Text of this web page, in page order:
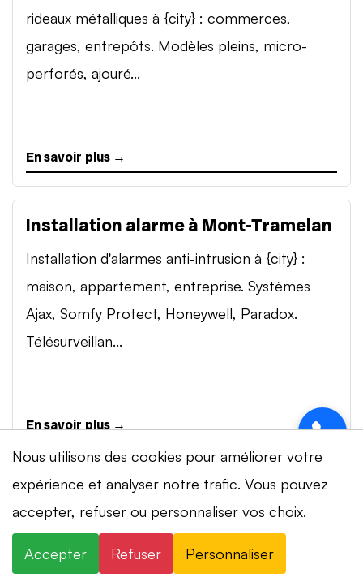
rideaux métalliques à {city} : commerces,
garages, entrepôts. Modèles pleins, micro-
perforés, ajouré...
En savoir plus →
Installation alarme à Mont-Tramelan
Installation d'alarmes anti-intrusion à {city} :
maison, appartement, entreprise. Systèmes
Ajax, Somfy Protect, Honeywell, Paradox.
Télésurveillan...
En savoir plus →
Vidéosurveillance à Mont-Tramelan
Installation de systèmes de vidéosurveillance à
{city} : caméras IP 4K, visionnage smartphone,
Nous utilisons des cookies pour améliorer votre
expérience et analyser notre trafic. Vous pouvez
accepter, refuser ou personnaliser vos choix.
Accepter Refuser Personnaliser
⚡ Intervention en 20 min· 24h/24 · 7j/7 ·
Devis gratuit
+41 78 319 32 82
WhatsApp